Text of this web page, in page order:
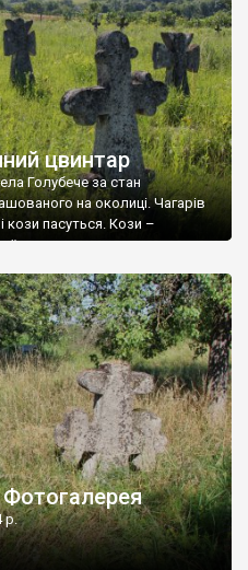
цвинтар
Голубече за стан
на околиці. Чагарів
кози пасуться. Кози –
для старих кладовищ,
бо то улюблений
ціла колекція
відносно невелике, […]
р.